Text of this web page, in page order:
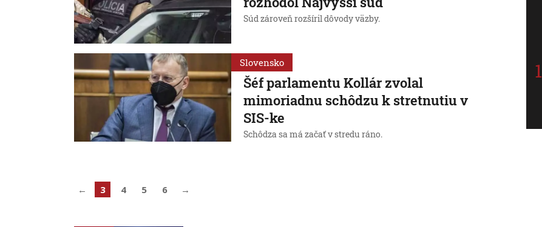
Súd zároveň rozšíril dôvody väzby.
Slovensko
Šéf parlamentu Kollár zvolal
mimoriadnu schôdzu k stretnutiu v
SIS-ke
Schôdza sa má začať v stredu ráno.
← 3 4 5 6 →